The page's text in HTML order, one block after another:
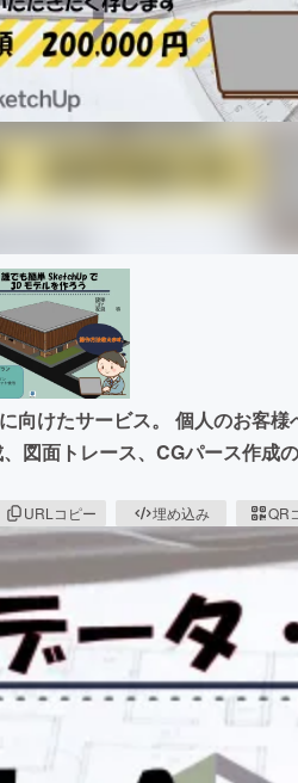
向けたサービス。 個人のお客
図面トレース、CGパース作成
URLコピー 埋め込み QR